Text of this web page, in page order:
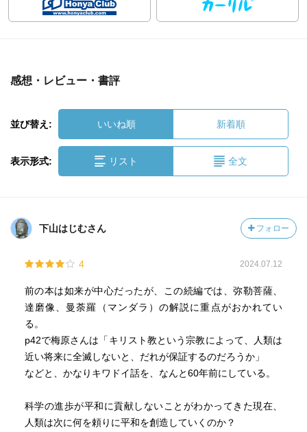
感想・レビュー・書評
並び替え: いいね順 新着順
表示形式: リスト 全文
下山はじむさん フォロー
4 2024.07.12
前の本は如来が中心だったが、この続編では、弥勒菩薩、
達磨像、曼荼羅（マンダラ）の解説に重点がおかれてい
る。
p42で梅原さんは「キリスト教という宗教によって、人類は
近い将来に全滅しないと、だれが保証するのだろうか」
などと、かなりキワドイ話を、なんと60年前にしている。
科学の進歩が平和に貢献しないことがわかってきた現在、
人類は次に何を頼りに平和を創造していくのか？